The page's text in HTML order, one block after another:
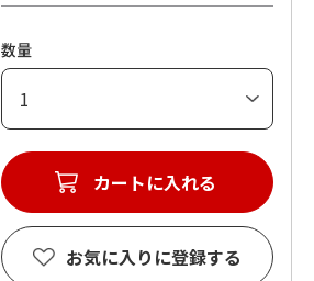
数量
カートに入れる
お気に入りに登録する